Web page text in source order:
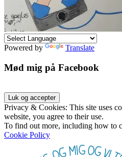
Powered by Translate
Mød mig på Facebook
Privacy & Cookies: This site uses
website, you agree to their use.
To find out more, including how to
Cookie Policy